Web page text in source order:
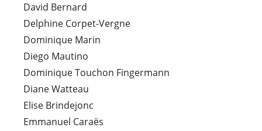
David Bernard
Delphine Corpet-Vergne
Dominique Marin
Diego Mautino
Dominique Touchon Fingermann
Diane Watteau
Elise Brindejonc
Emmanuel Caraës